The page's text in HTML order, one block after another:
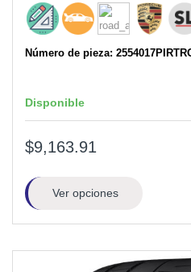
Número de pieza:
Disponible
$9,163.91
Ver opciones